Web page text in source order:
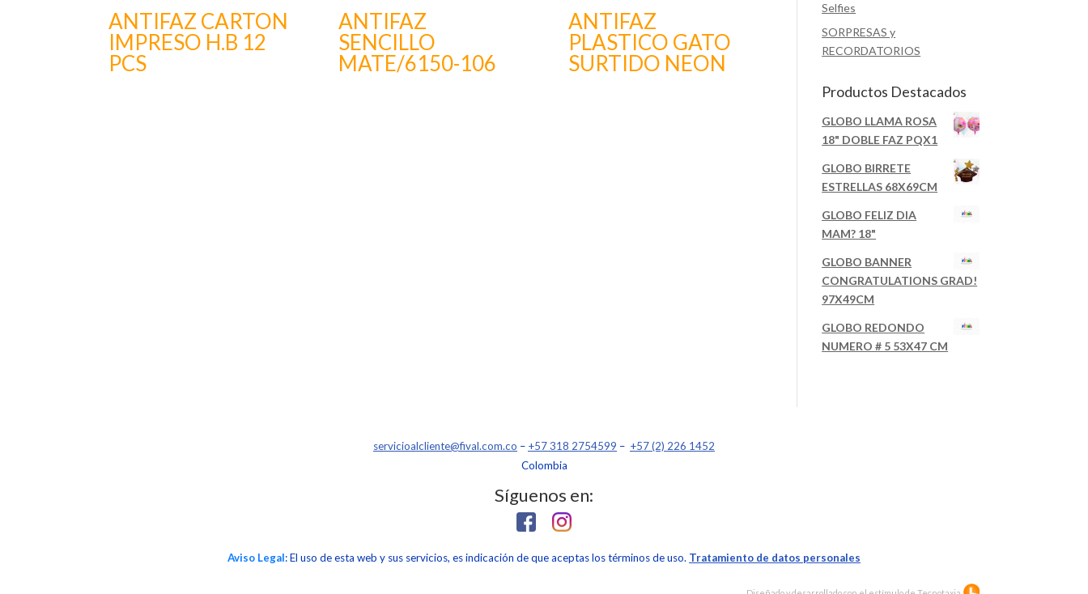
ANTIFAZ CARTON
IMPRESO H.B 12
PCS
ANTIFAZ
SENCILLO
MATE/6150-106
ANTIFAZ
PLASTICO GATO
SURTIDO NEON
Selfies
SORPRESAS y
RECORDATORIOS
Productos Destacados
GLOBO LLAMA ROSA
18" DOBLE FAZ PQX1
GLOBO BIRRETE
ESTRELLAS 68X69CM
GLOBO FELIZ DIA
MAM? 18"
GLOBO BANNER
CONGRATULATIONS GRAD!
97X49CM
GLOBO REDONDO
NUMERO # 5 53X47 CM
servicioalcliente@fival.com.co – +57 318 2754599 – +57 (2) 226 1452
Colombia
Síguenos en:
Aviso Legal: El uso de esta web y sus servicios, es indicación de que aceptas los términos de uso. Tratamiento de datos personales